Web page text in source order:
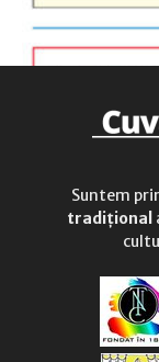
Suntem
tradițional